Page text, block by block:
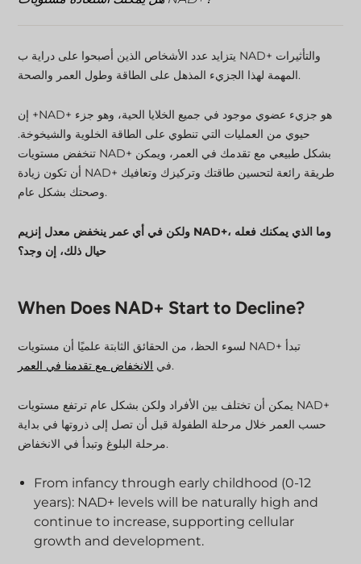
يتزايد عدد الأشخاص الذين أصبحوا على دراية ب NAD+ والتأثيرات
المهمة لهذا الجزيء المذهل على الطاقة وطول العمر والصحة.
إن +NAD+ هو جزيء عضوي موجود في جميع الخلايا الحية، وهو جزء
حيوي من العمليات التي تنطوي على الطاقة الخلوية والشيخوخة.
تنخفض مستويات NAD+ بشكل طبيعي مع تقدمك في العمر، ويمكن
أن تكون زيادة NAD+ طريقة رائعة لتحسين طاقتك وتركيزك وتعافيك
وصحتك بشكل عام.
ولكن في أي عمر ينخفض معدل إنزيم NAD+، وما الذي يمكنك فعله
حيال ذلك، إن وجد؟
When Does NAD+ Start to Decline?
لسوء الحظ، من الحقائق الثابتة علميًا أن مستويات NAD+ تبدأ
في الانخفاض مع تقدمنا في العمر .
يمكن أن تختلف بين الأفراد ولكن بشكل عام ترتفع مستويات NAD+
حسب العمر خلال مرحلة الطفولة قبل أن تصل إلى ذروتها في بداية
مرحلة البلوغ وتبدأ في الانخفاض.
From infancy through early childhood (0-12
years): NAD+ levels will be naturally high and
continue to increase, supporting cellular
growth and development.
دعم انخفاض +NAD+ بالعلاج